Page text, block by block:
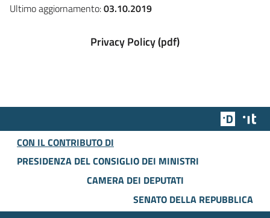
Ultimo aggiornamento:03.10.2019
Privacy Policy (pdf)
Team
CON IL CONTRIBUTO DI
PRESIDENZA DEL CONSIGLIO DEI MINISTRI
CAMERA DEI DEPUTATI
SENATO DELLA REPUBBLICA